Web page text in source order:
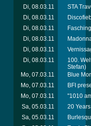
Di, 08.03.11
STA
Di, 08.03.11
Di, 08.03.11
Di, 08.03.11
Di, 08.03.11
Di, 08.03.11
100.
Stefan)
Mo, 07.03.11
Blue
Mo, 07.03.11
BFI
Mo, 07.03.11
"1010
Sa, 05.03.11
20
Sa, 05.03.11